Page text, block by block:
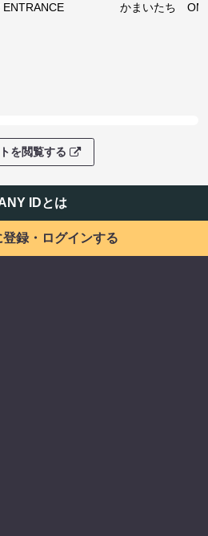
かまいたち
を閲覧する
IDとは
登録・ログインする